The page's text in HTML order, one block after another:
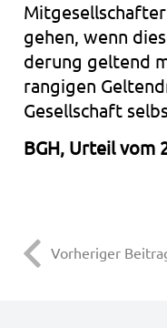
ge­hen, wenn
de­rung gel­tend
ran­gi­gen
Gesell­schaft
BGH, Urteil vom
Vorheriger